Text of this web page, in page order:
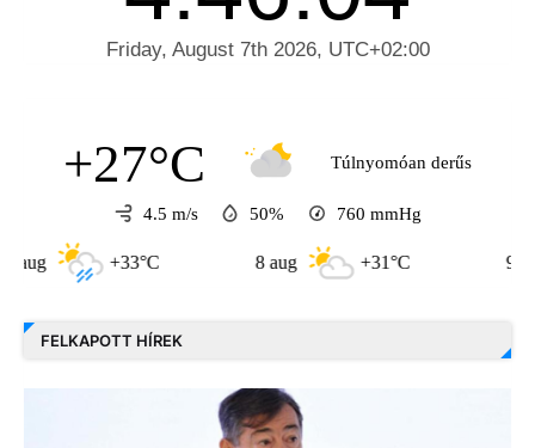
+27°C Túlnyomóan derűs
4.5 m/s 50% 760 mmHg
+33°C +31°C
FELKAPOTT HÍREK